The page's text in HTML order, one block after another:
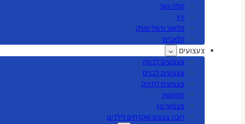
הולה הופ
יו יו
פלאוור ודוויל סטיק
קלאבים
צעצועים
צעצועים לבנות
צעצועים לבנים
צעצועים לתינוק
הפתעות
צעצועי עץ
רובה צעצוע ואקדחים לילדים